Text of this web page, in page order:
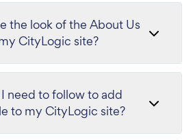
the look of the About Us
CityLogic site?
need to follow to add
to my CityLogic site?